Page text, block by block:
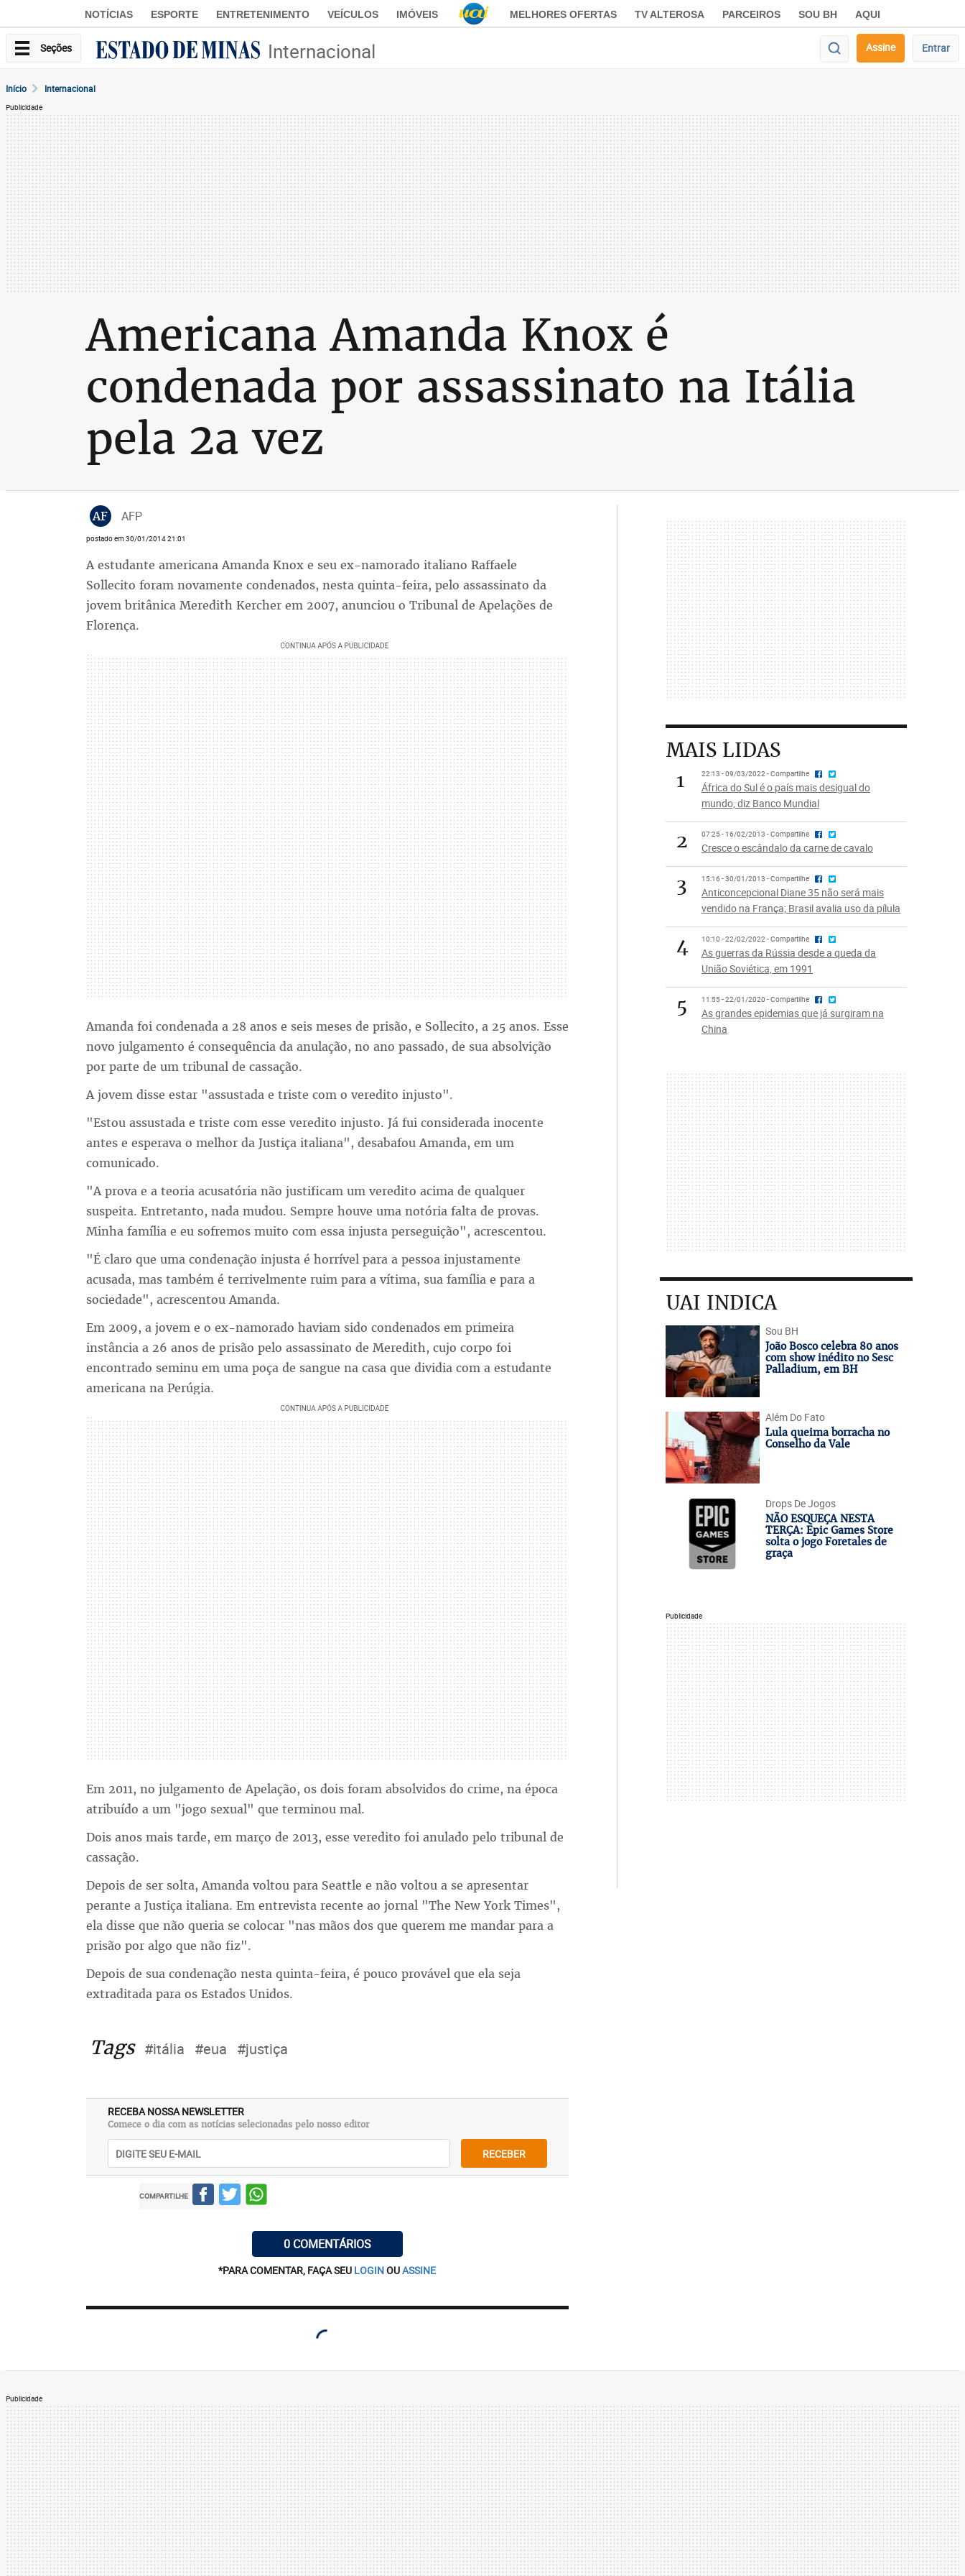
NOTÍCIAS ESPORTE ENTRETENIMENTO VEÍCULOS IMÓVEIS MELHORES OFERTAS TV ALTEROSA PARCEIROS SOU BH AQUI
Seções Internacional Assine Entrar
Início Internacional
Publicidade
Americana Amanda Knox é
condenada por assassinato na Itália
pela 2a vez
AF AFP
postado em 30/01/2014 21:01
A estudante americana Amanda Knox e seu ex-namorado italiano Raffaele
Sollecito foram novamente condenados, nesta quinta-feira, pelo assassinato da
jovem britânica Meredith Kercher em 2007, anunciou o Tribunal de Apelações de
Florença.
Amanda foi condenada a 28 anos e seis meses de prisão, e Sollecito, a 25 anos. Esse
novo julgamento é consequência da anulação, no ano passado, de sua absolvição
por parte de um tribunal de cassação.
A jovem disse estar "assustada e triste com o veredito injusto".
"Estou assustada e triste com esse veredito injusto. Já fui considerada inocente
antes e esperava o melhor da Justiça italiana", desabafou Amanda, em um
comunicado.
"A prova e a teoria acusatória não justificam um veredito acima de qualquer
suspeita. Entretanto, nada mudou. Sempre houve uma notória falta de provas.
Minha família e eu sofremos muito com essa injusta perseguição", acrescentou.
"É claro que uma condenação injusta é horrível para a pessoa injustamente
acusada, mas também é terrivelmente ruim para a vítima, sua família e para a
sociedade", acrescentou Amanda.
Em 2009, a jovem e o ex-namorado haviam sido condenados em primeira
instância a 26 anos de prisão pelo assassinato de Meredith, cujo corpo foi
encontrado seminu em uma poça de sangue na casa que dividia com a estudante
americana na Perúgia.
Em 2011, no julgamento de Apelação, os dois foram absolvidos do crime, na época
atribuído a um "jogo sexual" que terminou mal.
Dois anos mais tarde, em março de 2013, esse veredito foi anulado pelo tribunal de
cassação.
Depois de ser solta, Amanda voltou para Seattle e não voltou a se apresentar
perante a Justiça italiana. Em entrevista recente ao jornal "The New York Times",
ela disse que não queria se colocar "nas mãos dos que querem me mandar para a
prisão por algo que não fiz".
Depois de sua condenação nesta quinta-feira, é pouco provável que ela seja
extraditada para os Estados Unidos.
Tags #itália #eua #justiça
RECEBA NOSSA NEWSLETTER
Comece o dia com as notícias selecionadas pelo nosso editor
RECEBER
COMPARTILHE
0 COMENTÁRIOS
*PARA COMENTAR, FAÇA SEU LOGINOUASSINE
MAIS LIDAS
1
22:13 - 09/03/2022 - Compartilhe
África do Sul é o país mais desigual do
mundo, diz Banco Mundial
2 07:25 - 16/02/2013 - Compartilhe
Cresce o escândalo da carne de cavalo
3 15:16 - 30/01/2013 - Compartilhe
Anticoncepcional Diane 35 não será mais
vendido na França; Brasil avalia uso da pílula
4 10:10 - 22/02/2022 - Compartilhe
As guerras da Rússia desde a queda da
União Soviética, em 1991
5 11:55 - 22/01/2020 - Compartilhe
As grandes epidemias que já surgiram na
China
UAI INDICA
Sou BH
João Bosco celebra 80 anos
com show inédito no Sesc
Palladium, em BH
Além Do Fato
Lula queima borracha no
Conselho da Vale
Drops De Jogos
NÃO ESQUEÇA NESTA
TERÇA: Epic Games Store
solta o jogo Foretales de
graça
Publicidade
Publicidade